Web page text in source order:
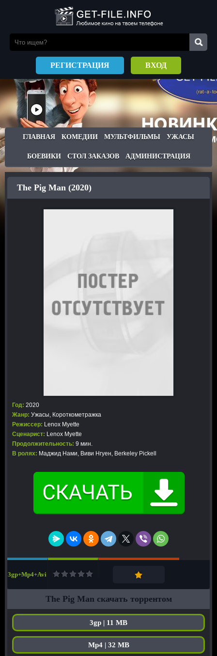
РЕГИСТРАЦИЯ ВХОД
ГЛАВНАЯ КОМЕДИИ МУЛЬТФИЛЬМЫ УЖАСЫ
БОЕВИКИ СТОЛ ЗАКАЗОВ АДМИНИСТРАЦИЯ
The Pig Man (2020)
Год: 2020
Жанр: Ужасы, Короткометражка
Режиссер: Lenox Myette
Сценарист: Lenox Myette
Продолжительность: 9 мин.
В ролях: Маджид Нами, Виви Нгуен, Berkeley Pickell
3gp+Mp4+Avi
The Pig Man скачать торрентом
3gp | 11 MB
Mp4 | 32 MB